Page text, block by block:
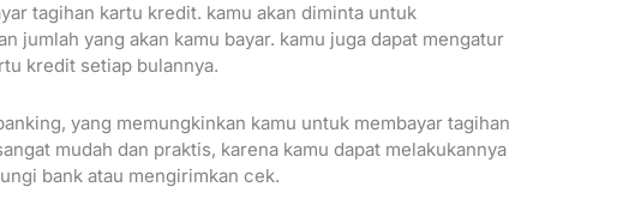
tagihan kartu kredit. kamu akan diminta untuk
jumlah yang akan kamu bayar. kamu juga dapat mengatur
kredit setiap bulannya.
yang memungkinkan kamu untuk membayar tagihan
mudah dan praktis, karena kamu dapat melakukannya
bank atau mengirimkan cek.